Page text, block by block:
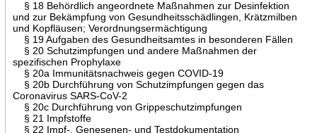
§ 18 Behördlich angeordnete Maßnahmen zur Desinfektion
und zur Bekämpfung von Gesundheitsschädlingen, Krätzmilben
und Kopfläusen; Verordnungsermächtigung
§ 19 Aufgaben des Gesundheitsamtes in besonderen Fällen
§ 20 Schutzimpfungen und andere Maßnahmen der
spezifischen Prophylaxe
§ 20a Immunitätsnachweis gegen COVID-19
§ 20b Durchführung von Schutzimpfungen gegen das
Coronavirus SARS-CoV-2
§ 20c Durchführung von Grippeschutzimpfungen
§ 21 Impfstoffe
§ 22 Impf-, Genesenen- und Testdokumentation